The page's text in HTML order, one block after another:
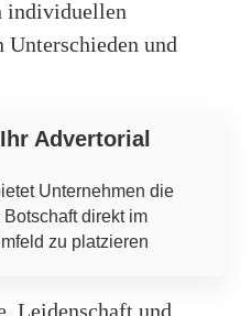
individuellen
und
Advertorial
Unternehmen die
direkt im
zu platzieren
Leidenschaft und